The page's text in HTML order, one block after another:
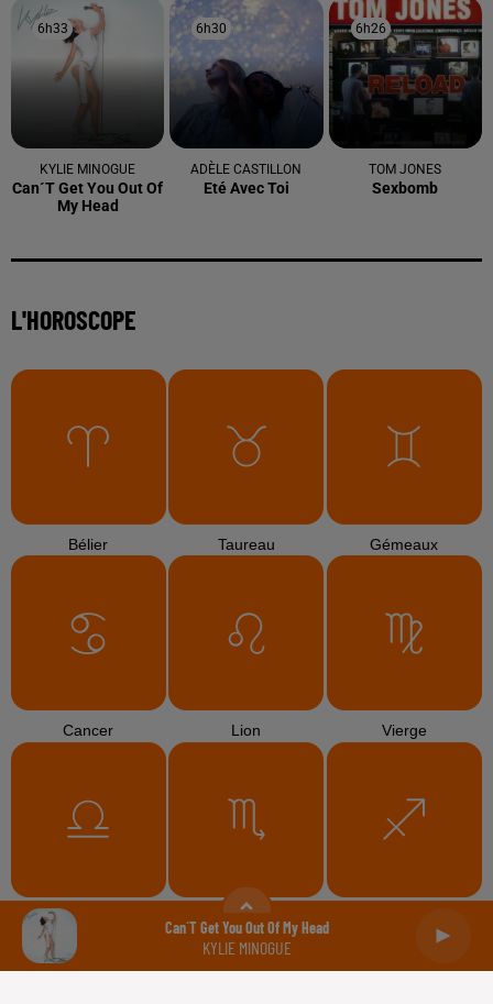
Can´t Get You Out Of My Head
KYLIE MINOGUE
6h33
6h33
KYLIE MINOGUE
Can´t Get You Out Of
My Head
6h30
6h30
ADÈLE CASTILLON
Eté Avec Toi
6h26
6h26
TOM JONES
Sexbomb
L'HOROSCOPE
Bélier Taureau Gémeaux
Cancer Lion Vierge
Balance Scorpion